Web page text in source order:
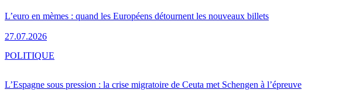
L’euro en mèmes : quand les Européens détournent les nouveaux billets
27.07.2026
L’Espagne sous pression : la crise migratoire de Ceuta met Schengen à l’épreuve
POLITIQUE